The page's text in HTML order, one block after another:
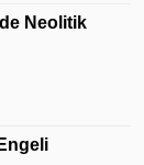
Neolitik